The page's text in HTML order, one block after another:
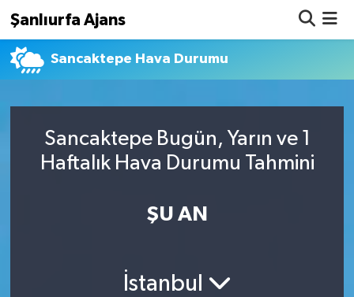
Şanlıurfa Ajans
Sancaktepe Hava Durumu
Sancaktepe Bugün, Yarın ve 1
Haftalık Hava Durumu Tahmini
ŞU AN
İstanbul
Nöbetçi Eczaneler
Namaz Vakitleri
Süper Lig Puan Durumu ve Fikstür